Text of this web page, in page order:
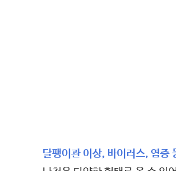
달팽이관 이상, 바이러스, 염증